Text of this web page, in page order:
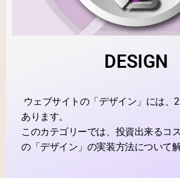
DESIGN
ウェブサイトの「デザイン」には、
あります。
このカテゴリーでは、投資出来るコ
の「デザイン」の実装方法について